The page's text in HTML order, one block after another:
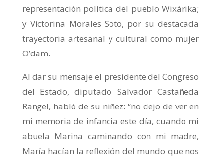
representación política del pueblo Wixárika;
y Victorina Morales Soto, por su destacada
trayectoria artesanal y cultural como mujer
O’dam.
Al dar su mensaje el presidente del Congreso
del Estado, diputado Salvador Castañeda
Rangel, habló de su niñez: “no dejo de ver en
mi memoria de infancia este día, cuando mi
abuela Marina caminando con mi madre,
María hacían la reflexión del mundo que nos